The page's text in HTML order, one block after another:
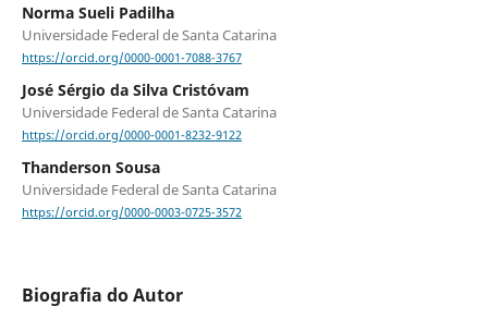
Norma Sueli Padilha
Universidade Federal de Santa Catarina
https://orcid.org/0000-0001-7088-3767
José Sérgio da Silva Cristóvam
Universidade Federal de Santa Catarina
https://orcid.org/0000-0001-8232-9122
Thanderson Sousa
Universidade Federal de Santa Catarina
https://orcid.org/0000-0003-0725-3572
Biografia do Autor